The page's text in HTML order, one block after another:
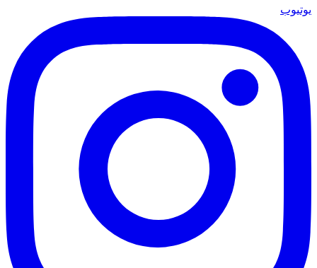
يوتيوب